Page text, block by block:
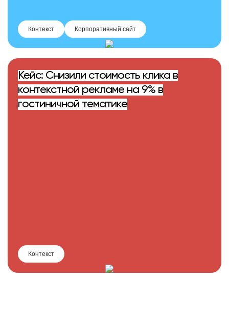
Контекст Корпоративный сайт
Кейс: Снизили стоимость клика в
контекстной рекламе на 9% в
гостиничной тематике
Контекст